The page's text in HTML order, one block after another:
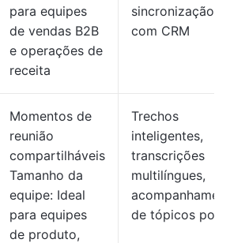
para equipes
de vendas B2B
e operações de
receita
sincronização
com CRM
Momentos de
reunião
compartilháveis
Tamanho da
equipe: Ideal
para equipes
de produto,
Trechos
inteligentes,
transcrições
multilíngues,
de tópicos por